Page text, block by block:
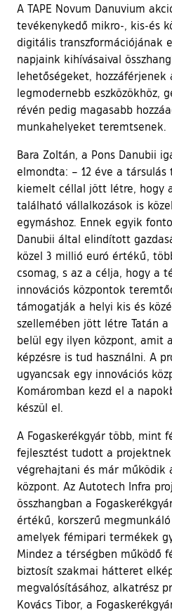
A TAPE Novum Danuvium
tevékenykedő mikro-, kis-és
digitális transzformációjának
napjaink kihívásaival
lehetőségeket,
legmodernebb eszközökhöz,
révén pedig magasabb
munkahelyeket teremtsenek.
Bara Zoltán, a Pons Danubii
elmondta: – 12 éve a
kiemelt céllal jött létre, hogy
található vállalkozások is
egymáshoz. Ennek egyik
Danubii által elindított
közel 3 millió euró értékű,
csomag, s az a célja, hogy a
innovációs központok
támogatják a helyi kis és
szellemében jött létre Tatán a
belül egy ilyen központ, amit
képzésre is tud használni. A
ugyancsak egy innovációs
Komáromban kezd el a
készül el.
A Fogaskerékgyár több, mint
fejlesztést tudott a
végrehajtani és már működik
központ. Az Autotech Infra
összhangban a
értékű, korszerű
amelyek fémipari termékek
Mindez a térségben működő
biztosít szakmai hátteret
megvalósításához, alkatrész
Kovács Tibor, a